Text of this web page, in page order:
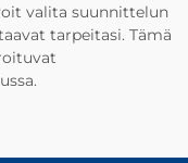
valita suunnittelun
tarpeitasi. Tämä